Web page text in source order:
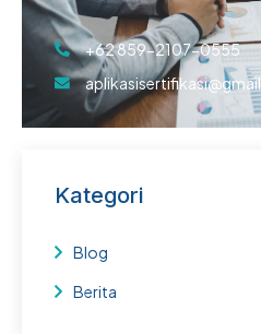
+62 859-2107-0555
aplikasisertifikasi@gmail.
Kategori
Blog
Berita